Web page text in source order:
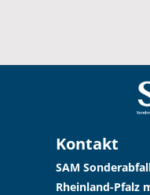
Kontakt
SAM
Rheinland-Pfalz